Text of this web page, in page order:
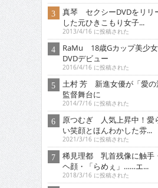
真琴 セクシーDVDをリリ
した元ひきこもり女子...
2013/4/16 に投稿された
RaMu 18歳Gカップ美少
DVDデビュー
2016/4/16 に投稿された
土村 芳 新進女優が「愛の
監督舞台に
2014/7/16 に投稿された
原つむぎ 人気上昇中！愛
い笑顔とほんわかした雰...
2021/3/16 に投稿された
稀見理都 乳首残像に触手
ヘ顔・「らめぇ」……エ...
2018/3/16 に投稿された